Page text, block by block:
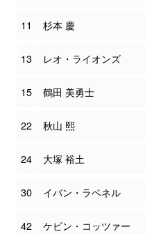
11 杉本 慶
13 レオ・ライオンズ
15 鶴田 美勇士
22 秋山 熙
24 大塚 裕土
30 イバン・ラベネル
42 ケビン・コッツァー